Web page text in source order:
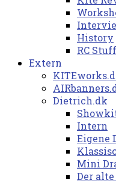
History
RC Stuff
Extern
Dietrich.dk
Intern
Eigene
Mini
Der alte